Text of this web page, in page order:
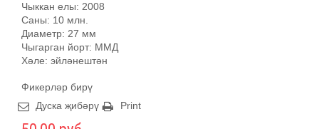
Чыккан елы: 2008
Саны: 10 млн.
Диаметр: 27 мм
Чыгарган йорт: ММД
Хәле: эйләнештән
Фикерләр бирү
Дуска җибәрү
Print